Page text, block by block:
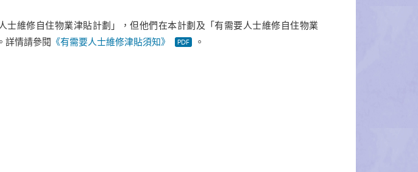
維修自住物業津貼計劃」，但他們在本計劃及「有需要人士維修自住物業
詳情請參閱 《有需要人士維修津貼須知》 。